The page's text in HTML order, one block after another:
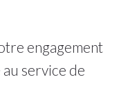
engagement
service de